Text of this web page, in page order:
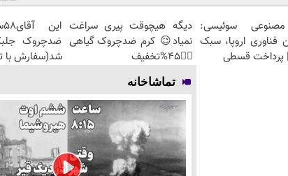
سوئیسی:
فناوری اروپا، سبک
پرداخت قسطی
دیگه هیچوقت پیری سراغت
نمیاد😉 کرم ضدچروک گیاهی
👈🏻45%تخفیف
شد(سفارش با
تماشاخانه